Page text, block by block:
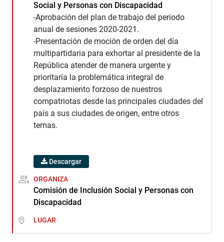
Social y Personas con Discapacidad
-Aprobación del plan de trabajo del periodo
anual de sesiones 2020-2021.
-Presentación de moción de orden del día
multipartidaria para exhortar al presidente de la
República atender de manera urgente y
prioritaria la problemática integral de
desplazamiento forzoso de nuestros
compatriotas desde las principales ciudades del
país a sus ciudades de origen, entre otros
temas.
Descargar
ORGANIZA
Comisión de Inclusión Social y Personas con
Discapacidad
LUGAR